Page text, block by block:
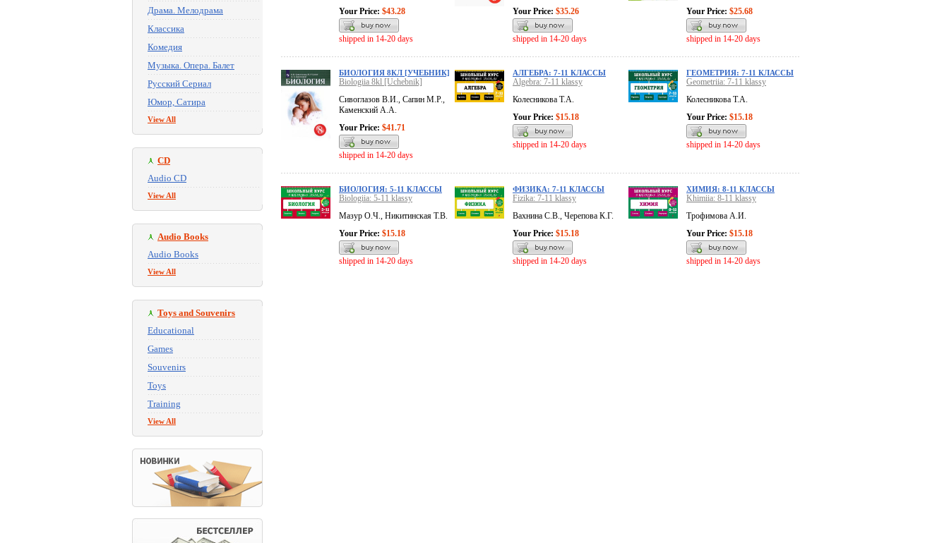
Драма. Мелодрама
Классика
Комедия
Музыка. Опера. Балет
Русский Сериал
Юмор, Сатира
View All
CD
Audio CD
View All
Audio Books
Audio Books
View All
Toys and Souvenirs
Educational
Games
Souvenirs
Toys
Training
View All
Your Price: $43.28
shipped in 14-20 days
Your Price: $35.26
shipped in 14-20 days
Your Price: $25.68
shipped in 14-20 days
БИОЛОГИЯ 8КЛ [УЧЕБНИК]
Biologiia 8kl [Uchebnik]
Сивоглазов В.И., Сапин М.Р.,
Каменский А.А.
Your Price: $41.71
shipped in 14-20 days
АЛГЕБРА: 7-11 КЛАССЫ
Algebra: 7-11 klassy
Колесникова Т.А.
Your Price: $15.18
shipped in 14-20 days
ГЕОМЕТРИЯ: 7-11 КЛАССЫ
Geometriia: 7-11 klassy
Колесникова Т.А.
Your Price: $15.18
shipped in 14-20 days
БИОЛОГИЯ: 5-11 КЛАССЫ
Biologiia: 5-11 klassy
Мазур О.Ч., Никитинская Т.В.
Your Price: $15.18
shipped in 14-20 days
ФИЗИКА: 7-11 КЛАССЫ
Fizika: 7-11 klassy
Вахнина С.В., Черепова К.Г.
Your Price: $15.18
shipped in 14-20 days
ХИМИЯ: 8-11 КЛАССЫ
Khimiia: 8-11 klassy
Трофимова А.И.
Your Price: $15.18
shipped in 14-20 days